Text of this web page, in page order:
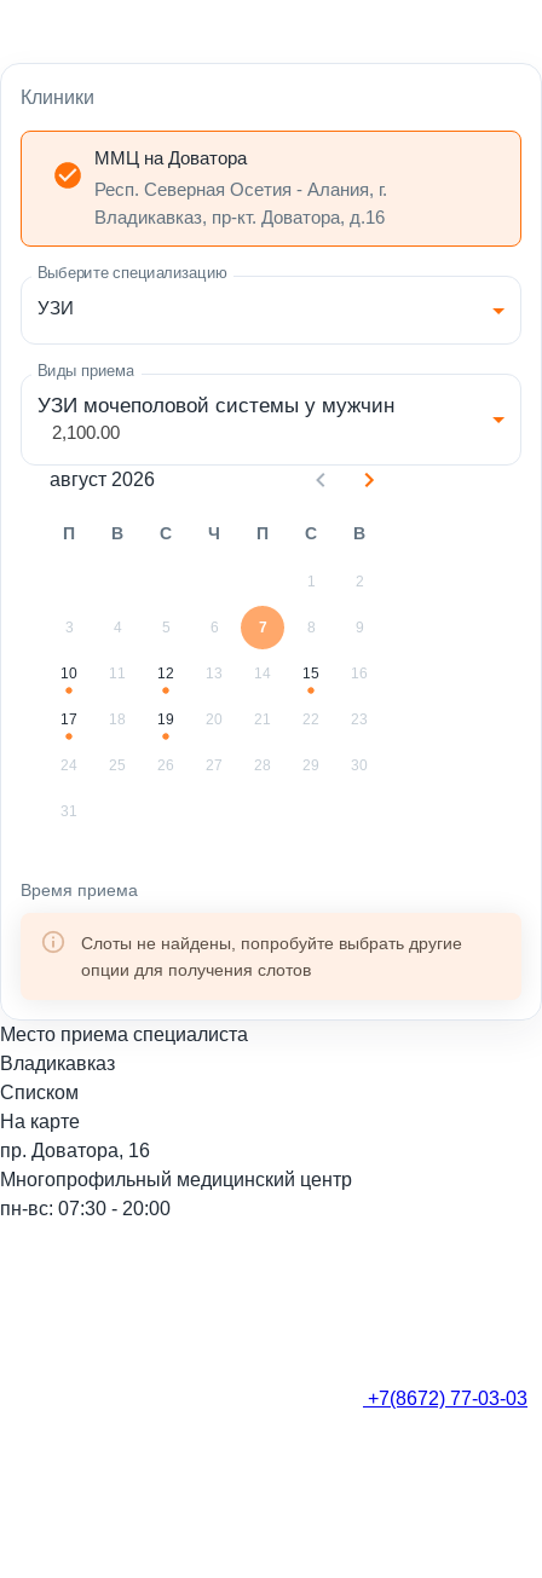
Клиники
ММЦ на Доватора
Респ. Северная Осетия - Алания, г.
Владикавказ, пр-кт. Доватора, д.16
Выберите специализацию
УЗИ
Виды приема
УЗИ мочеполовой системы у мужчин
2,100.00
август 2026
П В С Ч П С В
1 2
3 4 5 6 7 8 9
10 11 12 13 14 15 16
17 18 19 20 21 22 23
24 25 26 27 28 29 30
31
Время приема
Слоты не найдены, попробуйте выбрать другие
опции для получения слотов
Место приема специалиста
Владикавказ
Списком
На карте
пр. Доватора, 16
Многопрофильный медицинский центр
пн-вс: 07:30 - 20:00
+7(8672) 77-03-03